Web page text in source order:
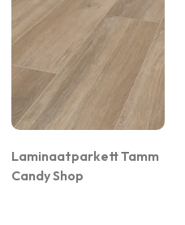
Laminaatparkett Tamm
Candy Shop